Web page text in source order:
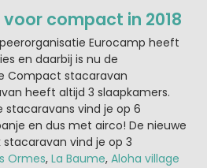
compact in 2018
Eurocamp heeft
en daarbij is nu de
Compact stacaravan
heeft altijd 3 slaapkamers.
vind je op 6
en dus met airco! De nieuwe
stacaravan vind je op 3
Ormes, La Baume, Aloha village